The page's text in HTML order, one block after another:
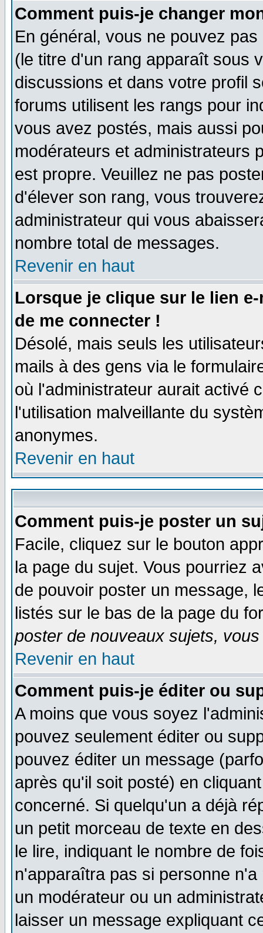
Comment puis-je changer
En général, vous ne pouvez
(le titre d'un rang apparaît sous
discussions et dans votre profil
forums utilisent les rangs pour
vous avez postés, mais aussi
modérateurs et administrateurs
est propre. Veuillez ne pas
d'élever son rang, vous
administrateur qui vous
nombre total de messages.
Revenir en haut
Lorsque je clique sur le lien
de me connecter !
Désolé, mais seuls les
mails à des gens via le
où l'administrateur aurait activé
l'utilisation malveillante du
anonymes.
Revenir en haut
Comment puis-je poster un
Facile, cliquez sur le bouton
la page du sujet. Vous pourriez
de pouvoir poster un message,
listés sur le bas de la page du
poster de nouveaux sujets,
Revenir en haut
Comment puis-je éditer ou
A moins que vous soyez
pouvez seulement éditer ou
pouvez éditer un message
après qu'il soit posté) en
concerné. Si quelqu'un a déjà
un petit morceau de texte en
le lire, indiquant le nombre de
n'apparaîtra pas si personne
un modérateur ou un
laisser un message expliquant